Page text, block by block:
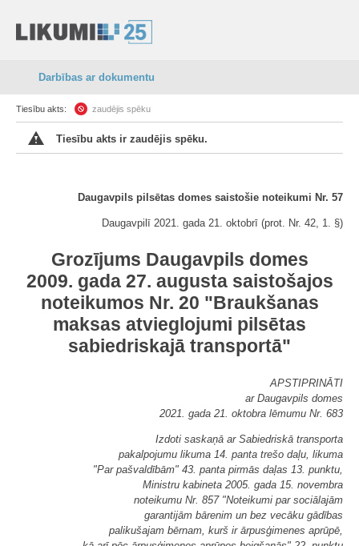
Darbības ar dokumentu
Tiesību akts: zaudējis spēku
Tiesību akts ir zaudējis spēku.
Daugavpils pilsētas domes saistošie noteikumi Nr. 57
Daugavpilī 2021. gada 21. oktobrī (prot. Nr. 42, 1. §)
Grozījums Daugavpils domes
2009. gada 27. augusta saistošajos
noteikumos Nr. 20 "Braukšanas
maksas atvieglojumi pilsētas
sabiedriskajā transportā"
APSTIPRINĀTI
ar Daugavpils domes
2021. gada 21. oktobra lēmumu Nr. 683
Izdoti saskaņā ar Sabiedriskā transporta
pakalpojumu likuma 14. panta trešo daļu, likuma
"Par pašvaldībām" 43. panta pirmās daļas 13. punktu,
Ministru kabineta 2005. gada 15. novembra
noteikumu Nr. 857 "Noteikumi par sociālajām
garantijām bārenim un bez vecāku gādības
palikušajam bērnam, kurš ir ārpusģimenes aprūpē,